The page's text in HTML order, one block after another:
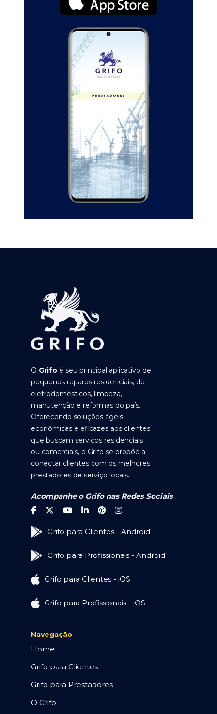
O Grifo é seu principal aplicativo de
pequenos reparos residenciais, de
eletrodomésticos, limpeza,
manutenção e reformas do país.
Oferecendo soluções ágeis,
econômicas e eficazes aos clientes
que buscam serviços residenciais
ou comerciais, o Grifo se propõe a
conectar clientes com os melhores
prestadores de serviço locais.
Acompanhe o Grifo nas Redes Sociais
Grifo para Clientes - Android
Grifo para Profissionais - Android
Grifo para Clientes - iOS
Grifo para Profissionais - iOS
Navegação
Home
Grifo para Clientes
Grifo para Prestadores
O Grifo